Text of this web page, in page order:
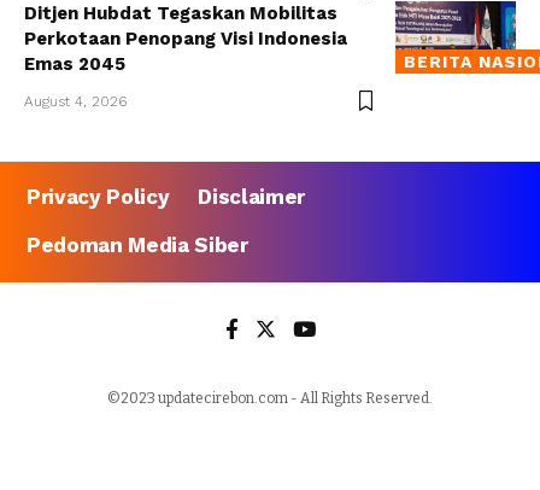
BERITA
Ditjen Hubdat Tegaskan Mobilitas
Perkotaan Penopang Visi Indonesia
Emas 2045
August 4, 2026
Privacy Policy
Disclaimer
Pedoman Media Siber
©2023 updatecirebon.com - All Rights Reserved.